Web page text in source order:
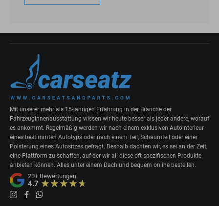
Mit unserer mehr als 15-jährigen Erfahrung in der Branche der
Fahrzeuginnenausstattung wissen wir heute besser als jeder andere, worauf
es ankommt. Regelmäßig werden wir nach einem exklusiven Autointerieur
eines bestimmten Autotyps oder nach einem Teil, Schaumteil oder einer
Polsterung eines Autositzes gefragt. Deshalb dachten wir, es sei an der Zeit,
eine Plattform zu schaffen, auf der wir all diese oft spezifischen Produkte
anbieten können. Alles unter einem Dach und bequem online bestellen.
20+ Bewertungen
4.7